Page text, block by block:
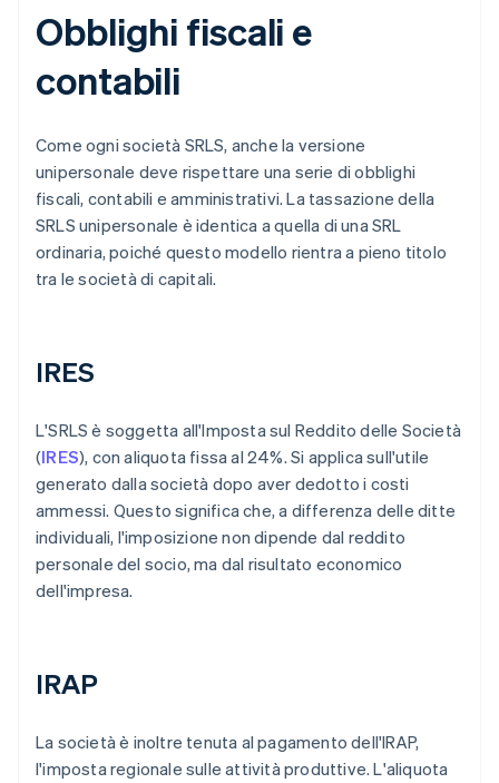
Obblighi fiscali e
contabili
Come ogni società SRLS, anche la versione
unipersonale deve rispettare una serie di obblighi
fiscali, contabili e amministrativi. La tassazione della
SRLS unipersonale è identica a quella di una SRL
ordinaria, poiché questo modello rientra a pieno titolo
tra le società di capitali.
IRES
L'SRLS è soggetta all'Imposta sul Reddito delle Società
(IRES), con aliquota fissa al 24%. Si applica sull'utile
generato dalla società dopo aver dedotto i costi
ammessi. Questo significa che, a differenza delle ditte
individuali, l'imposizione non dipende dal reddito
personale del socio, ma dal risultato economico
dell'impresa.
IRAP
La società è inoltre tenuta al pagamento dell'IRAP,
l'imposta regionale sulle attività produttive. L'aliquota